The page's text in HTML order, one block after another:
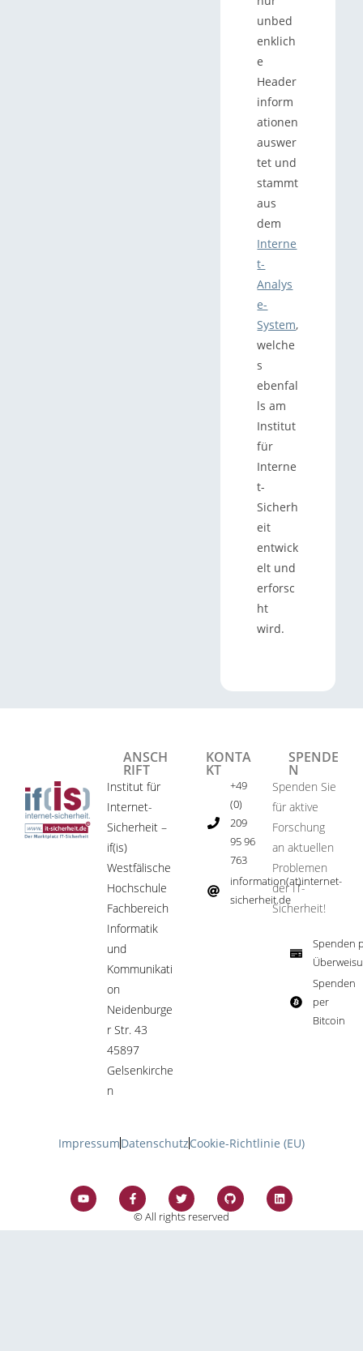
unbed
enklich
e
Header
inform
ationen
auswer
tet und
stammt
aus
dem
Interne
t-
Analys
e-
System,
welche
s
ebenfal
ls am
Institut
für
Interne
t-
Sicherh
eit
entwick
elt und
erforsc
ht
wird.
ANSCH
RIFT
Institut für
Internet-
Sicherheit –
if(is)
Westfälische
Hochschule
Fachbereich
Informatik
und
Kommunikati
on
Neidenburge
r Str. 43
45897
Gelsenkirche
n
KONTA
KT
+49
(0)
209
95 96
763
information(at)internet-
sicherheit.de ​
SPENDE
N
Spenden Sie
für aktive
Forschung
an aktuellen
Problemen
der IT-
Sicherheit!​
Spenden
Spenden
per
Bitcoin​
ImpressumDatenschutzCookie-Richtlinie (EU)
© All rights reserved